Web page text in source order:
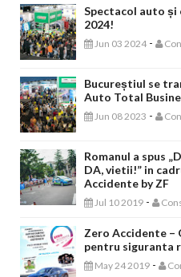
Spectacol auto și
2024!
Jun 03 2024 -
Bucureștiul se
Auto Total
Jun 08 2023 -
Romanul a spus
DA, vietii!” in
Accidente by ZF
Jul 10 2019 -
Zero Accidente –
pentru siguranta
May 24 2019 -